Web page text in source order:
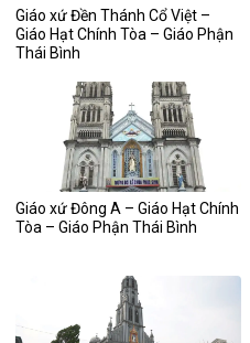
Giáo xứ Đền Thánh Cổ Việt –
Giáo Hạt Chính Tòa – Giáo Phận
Thái Bình
Giáo xứ Đông A – Giáo Hạt Chính
Tòa – Giáo Phận Thái Bình